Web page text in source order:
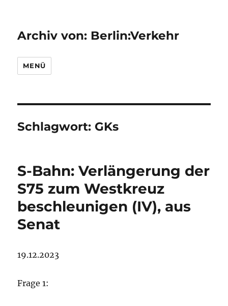
Archiv von: Berlin:Verkehr
MENÜ
Schlagwort: GKs
S-Bahn: Verlängerung der
S75 zum Westkreuz
beschleunigen (IV), aus
Senat
19.12.2023
Frage 1: